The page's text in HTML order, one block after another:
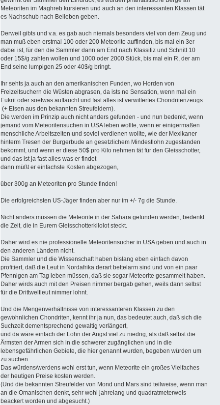
Meteoriten im Maghreb kursieren und auch an den interessanten Klassen tät
es Nachschub nach Belieben geben.
Derweil gibts und v.a. es gab auch niemals besonders viel von dem Zeug und
man muß eben erstmal 100 oder 200 Meteorite auffinden, bis mal ein 3er
dabei ist, für den die Sammler dann am End nach Klassifiz und Schnitt 10
oder 15$/g zahlen wollen und 1000 oder 2000 Stück, bis mal ein R, der am
End seine lumpigen 25 oder 40$/g bringt.
Ihr sehts ja auch an den amerikanischen Funden, wo Horden von
Freizeitsuchern die Wüsten abgrasen, da ists ne Sensation, wenn mal ein
Eukrit oder soetwas auftaucht und fast alles ist verwittertes Chondritenzeugs
(+ Eisen aus den bekannten Streufeldern).
Die werden im Prinzip auch nicht anders gefunden - und nun bedenkt, wenn
jemand vom Meteoritensuchen in USA leben wollte, wenn er einigermaßen
menschliche Arbeitszeiten und soviel verdienen wollte, wie der Mexikaner
hinterm Tresen der Burgerbude an gesetzlichem Mindestlohn zugestanden
bekommt, und wenn er diese 50$ pro Kilo nehmen tät für den Gleisschotter,
und das ist ja fast alles was er findet -
dann müßt er einfachste Kosten abgezogen,
über 300g an Meteoriten pro Stunde finden!
Die erfolgreichsten US-Jäger finden aber nur im +/- 7g die Stunde.
Nicht anders müssen die Meteorite in der Sahara gefunden werden, bedenkt
die Zeit, die in Eurem Gleisschotterkilolot steckt.
Daher wird es nie professionelle Meteoritensucher in USA geben und auch in
den anderen Ländern nicht.
Die Sammler und die Wissenschaft haben bislang eben einfach davon
profitiert, daß die Leut in Nordafrika derart bettelarm sind und von ein paar
Pfennigen am Tag leben müssen, daß sie sogar Meteorite gesammelt haben.
Daher wirds auch mit den Preisen nimmer bergab gehen, weils dann selbst
für die Drittweltleut nimmer lohnt.
Und die Mengenverhältnisse von interessanteren Klassen zu den
gewöhnlichen Chondriten, kennt ihr ja nun, das bedeutet auch, daß sich die
Suchzeit dementsprechend gewaltig verlängert,
und da wäre einfach der Lohn der Angst viel zu niedrig, als daß selbst die
Ärmsten der Armen sich in die schwerer zugänglichen und in die
lebensgefährlichen Gebiete, die hier genannt wurden, begeben würden um
zu suchen.
Das würdens/werdens wohl erst tun, wenn Meteorite ein großes Vielfaches
der heutigen Preise kosten werden.
(Und die bekannten Streufelder von Mond und Mars sind teilweise, wenn man
an die Omanischen denkt, sehr wohl jahrelang und quadratmeterweis
beackert worden und abgesucht.)